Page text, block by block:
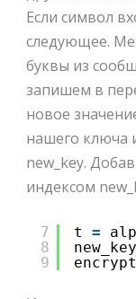
Если символ
следующее.
буквы из
запишем в
новое
нашего ключа
new_key.
индексом
7
8
9
t =